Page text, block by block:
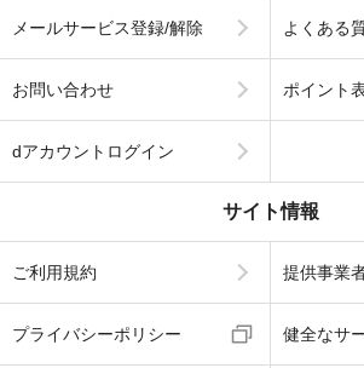
メールサービス登録/解除 よくある
お問い合わせ ポイント
dアカウントログイン
サイト情報
ご利用規約 提供事業
プライバシーポリシー 健全なサ